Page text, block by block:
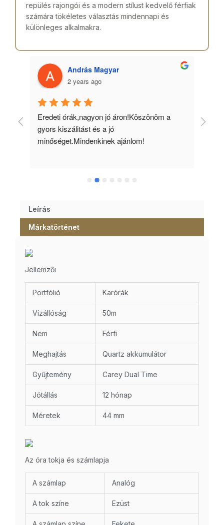
repülés rajongói és a modern stílust kedvelő férfiak
számára tökéletes választás mindennapi és
különleges alkalmakra.
András Magyar
2 years ago
Eredeti órák,nagyon jó áron!Köszönöm a
gyors kiszálitást és a jó
minőséget.Mindenkinek ajánlom!
Leírás
Márkatörténet
Jellemzői
Portfólió Karórák
Vízállóság 50m
Nem Férfi
Meghajtás Quartz akkumulátor
Gyűjtemény Carey Dual Time
Jótállás 12 hónap
Méretek 44 mm
Az óra tokja és számlapja
A számlap Analóg
A tok színe Ezüst